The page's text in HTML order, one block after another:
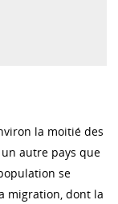
la moitié des
autre pays que
se
migration, dont la